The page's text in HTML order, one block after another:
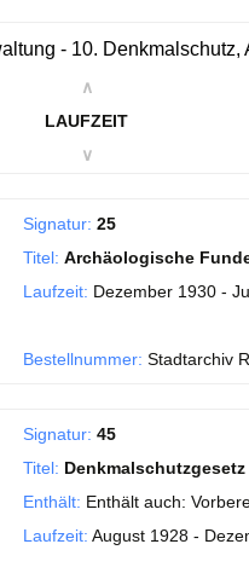
- 10.
∧
LAUFZEIT
∨
Signatur: 25
Titel: Archäologische
Laufzeit: Dezember 1930 -
Bestellnummer: Stadtarchiv
Signatur: 45
Titel: Denkmalschutzgesetz
Enthält: Enthält auch:
Laufzeit: August 1928 -